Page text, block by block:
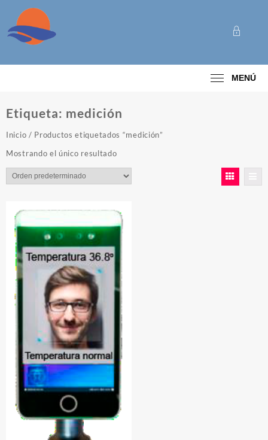
contenido
MENÚ
Etiqueta: medición
Inicio / Productos etiquetados “medición”
Mostrando el único resultado